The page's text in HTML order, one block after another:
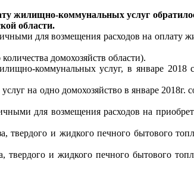
жилищно-коммунальных услуг
области.
для возмещения расходов на
домохозяйств области).
коммунальных услуг, в январе 2018
на одно домохозяйство в январе 2018г.
для возмещения расходов на
и жидкого печного бытового
и жидкого печного бытового